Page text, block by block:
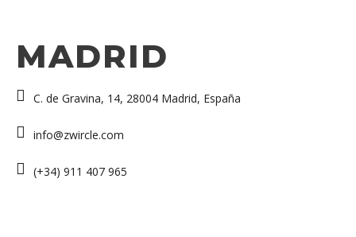
MADRID
C. de Gravina, 14, 28004 Madrid, España
info@zwircle.com
(+34) 911 407 965